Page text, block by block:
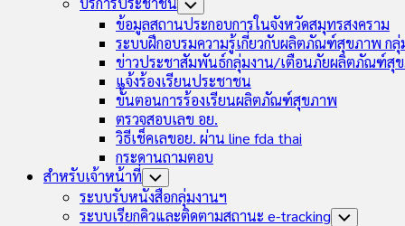
Toggle
Child
Menu
ข้อมูลสถานประกอบการในจังหวัดสมุทรสงคราม
ระบบฝึกอบรมความรู้เกี่ยวกับผลิตภัณฑ์สุขภาพ ก
ข่าวประชาสัมพันธ์กลุ่มงาน/เตือนภัยผลิตภัณฑ์สุ
แจ้งร้องเรียนประชาชน
ขั้นตอนการร้องเรียนผลิตภัณฑ์สุขภาพ
ตรวจสอบเลข อย.
วิธีเช็คเลขอย. ผ่าน line fda thai
กระดานถามตอบ
สำหรับเจ้าหน้าที่ Toggle
Child
Menu
ระบบรับหนังสือกลุ่มงานฯ
ระบบเรียกคิวและติดตามสถานะ e-tracking Toggle